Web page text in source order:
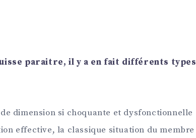
paraitre, il y a en fait différents types
dimension si choquante et dysfonctionnelle
effective, la classique situation du membre